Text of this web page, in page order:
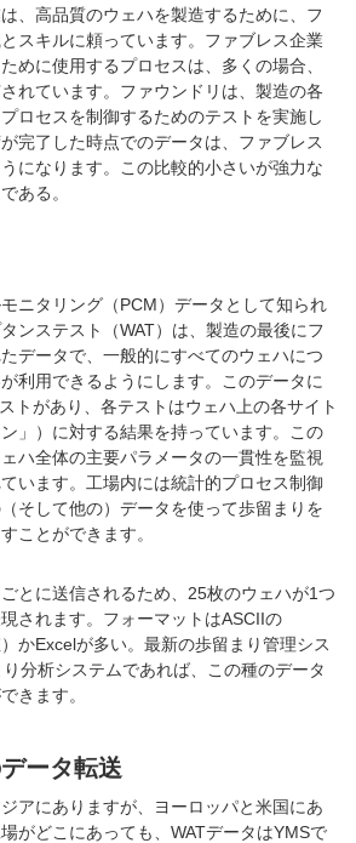
、高品質のウェハを製造するために、フ
スキルに頼っています。ファブレス企業
めに使用するプロセスは、多くの場合、
れています。ファウンドリは、製造の各
ロセスを制御するためのテストを実施し
完了した時点でのデータは、ファブレス
になります。この比較的小さいが強力な
ある。
ニタリング（PCM）データとして知られ
ンステスト（WAT）は、製造の最後にフ
データで、一般的にすべてのウェハにつ
利用できるようにします。このデータに
トがあり、各テストはウェハ上の各サイト
ン」）に対する結果を持っています。この
ハ全体の主要パラメータの一貫性を監視
います。工場内には統計的プロセス制御
そして他の）データを使って歩留まりを
ことができます。
とに送信されるため、25枚のウェハが1つ
されます。フォーマットはASCIIの
かExcelが多い。最新の歩留まり管理シス
分析システムであれば、この種のデータ
きます。
ータ転送
アにありますが、ヨーロッパと米国にあ
がどこにあっても、WATデータはYMSで